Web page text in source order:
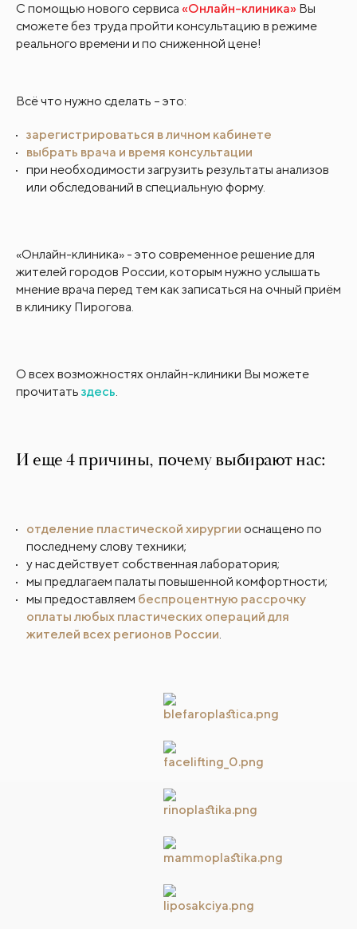
С помощью нового сервиса «Онлайн-клиника» Вы
сможете без труда пройти консультацию в режиме
реального времени и по сниженной цене!
Всё что нужно сделать – это:
зарегистрироваться в личном кабинете
выбрать врача и время консультации
при необходимости загрузить результаты анализов
или обследований в специальную форму.
«Онлайн-клиника» - это современное решение для
жителей городов России, которым нужно услышать
мнение врача перед тем как записаться на очный приём
в клинику Пирогова.
О всех возможностях онлайн-клиники Вы можете
прочитать здесь.
И еще 4 причины, почему выбирают нас:
отделение пластической хирургии оснащено по
последнему слову техники;
у нас действует собственная лаборатория;
мы предлагаем палаты повышенной комфортности;
мы предоставляем беспроцентную рассрочку
оплаты любых пластических операций для
жителей всех регионов России.